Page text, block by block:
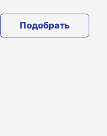
Подобрать